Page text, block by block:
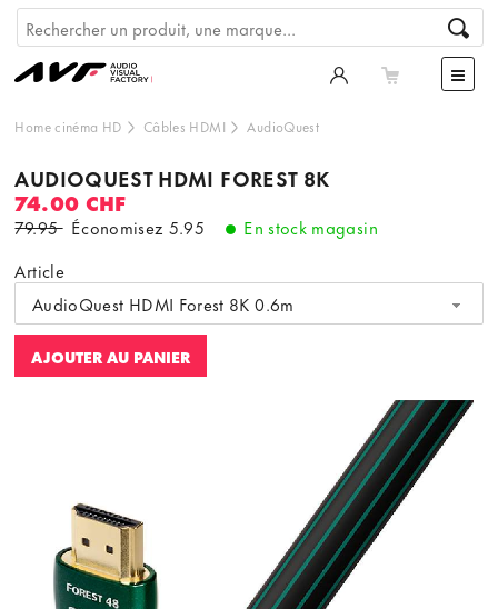
Home cinéma HD Câbles HDMI AudioQuest
AUDIOQUEST HDMI FOREST 8K
74.00 CHF
79.95 Économisez 5.95
En stock magasin
Article
AudioQuest HDMI Forest 8K 0.6m
AJOUTER AU PANIER